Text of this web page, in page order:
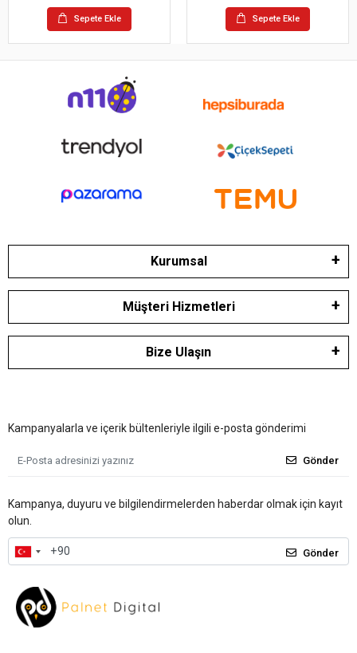
Sepete Ekle Sepete Ekle
Kurumsal
Müşteri Hizmetleri
Bize Ulaşın
Kampanyalarla ve içerik bültenleriyle ilgili e-posta gönderimi
Gönder
Kampanya, duyuru ve bilgilendirmelerden haberdar olmak için kayıt
olun.
Gönder